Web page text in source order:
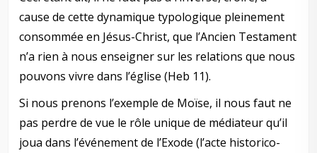
cause de cette dynamique typologique pleinement
consommée en Jésus-Christ, que l’Ancien Testament
n’a rien à nous enseigner sur les relations que nous
pouvons vivre dans l’église (Heb 11).
Si nous prenons l’exemple de Moïse, il nous faut ne
pas perdre de vue le rôle unique de médiateur qu’il
joua dans l’événement de l’Exode (l’acte historico-